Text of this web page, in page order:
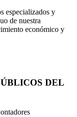
especializados y
de nuestra
económico y
DEL